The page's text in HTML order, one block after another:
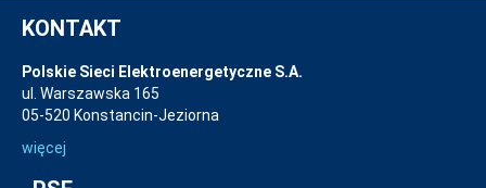
KONTAKT
Polskie Sieci Elektroenergetyczne S.A.
ul. Warszawska 165
05-520 Konstancin-Jeziorna
więcej